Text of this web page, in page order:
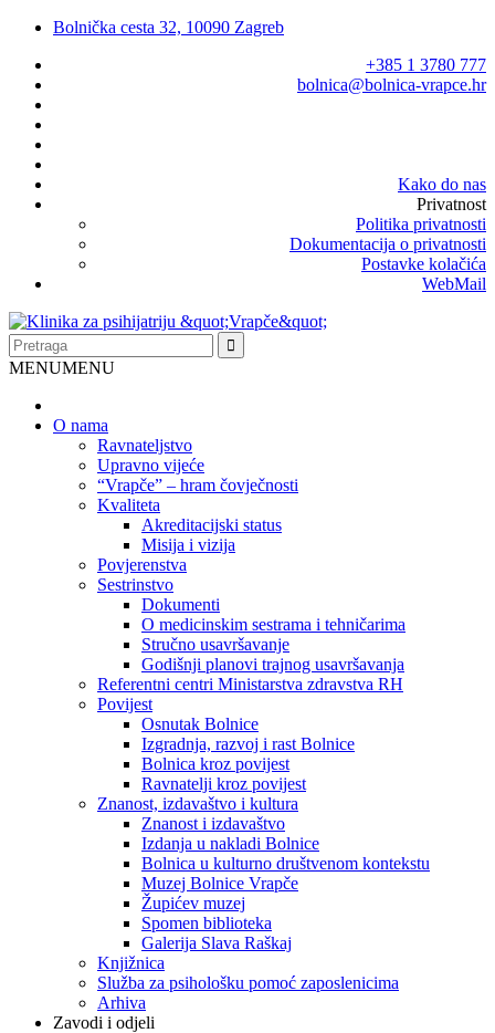
Bolnička cesta 32, 10090 Zagreb
+385 1 3780 777
bolnica@bolnica-vrapce.hr
Kako do nas
Privatnost
Politika privatnosti
Dokumentacija o privatnosti
Postavke kolačića
WebMail
MENUMENU
O nama
Ravnateljstvo
Upravno vijeće
“Vrapče” – hram čovječnosti
Kvaliteta
Akreditacijski status
Misija i vizija
Povjerenstva
Sestrinstvo
Dokumenti
O medicinskim sestrama i tehničarima
Stručno usavršavanje
Godišnji planovi trajnog usavršavanja
Referentni centri Ministarstva zdravstva RH
Povijest
Osnutak Bolnice
Izgradnja, razvoj i rast Bolnice
Bolnica kroz povijest
Ravnatelji kroz povijest
Znanost, izdavaštvo i kultura
Znanost i izdavaštvo
Izdanja u nakladi Bolnice
Bolnica u kulturno društvenom kontekstu
Muzej Bolnice Vrapče
Župićev muzej
Spomen biblioteka
Galerija Slava Raškaj
Knjižnica
Služba za psihološku pomoć zaposlenicima
Arhiva
Zavodi i odjeli